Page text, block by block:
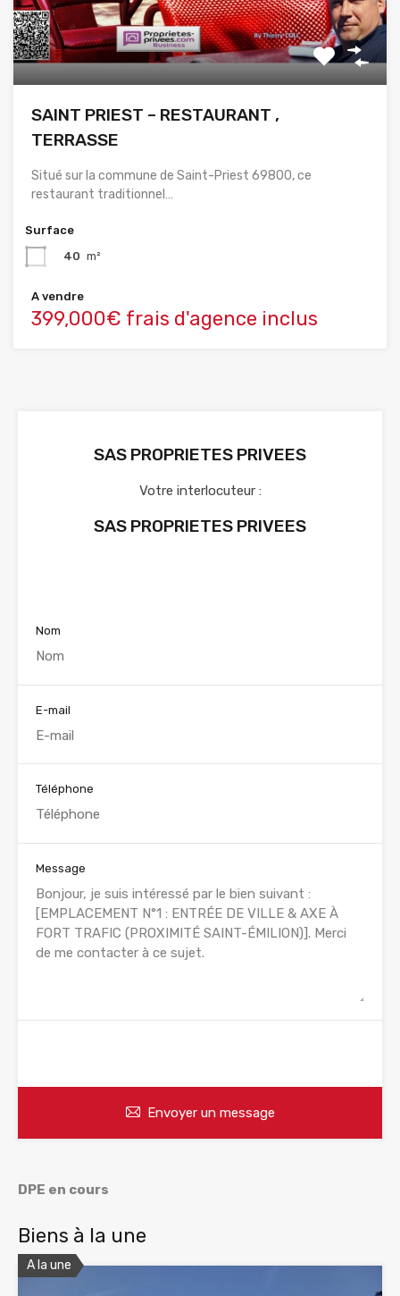
SAINT PRIEST – RESTAURANT ,
TERRASSE
Situé sur la commune de Saint-Priest 69800, ce
restaurant traditionnel…
Surface
40 m²
A vendre
399,000€ frais d'agence inclus
SAS PROPRIETES PRIVEES
Votre interlocuteur :
SAS PROPRIETES PRIVEES
Nom
E-mail
Téléphone
Message
Envoyer un message
DPE en cours
Biens à la une
A la une